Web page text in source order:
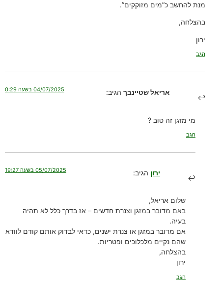
מנת להחשב כ”מים מזוקקים”.
בהצלחה,
ירון
הגב
אריאל שטיינבך הגיב: 04/07/2025 בשעה 0:29
מי מזגן זה טוב ?
הגב
ירון הגיב: 05/07/2025 בשעה 19:27
שלום אריאל,
באם מדובר במזגן וצנרת חדשים – אז בדרך כלל לא תהיה
בעיה.
אם מדובר במזגן או צנרת ישנים, כדאי לבדוק אותם קודם לוודא
שהם נקיים מלכלוכים ופטריות.
בהצלחה,
ירון
הגב